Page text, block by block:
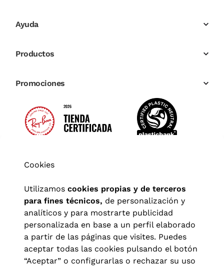
Ayuda
Productos
Promociones
Cookies
Utilizamos cookies propias y de terceros
para fines técnicos, de personalización y
analíticos y para mostrarte publicidad
personalizada en base a un perfil elaborado
a partir de las páginas que visites. Puedes
aceptar todas las cookies pulsando el botón
“Aceptar” o configurarlas o rechazar su uso